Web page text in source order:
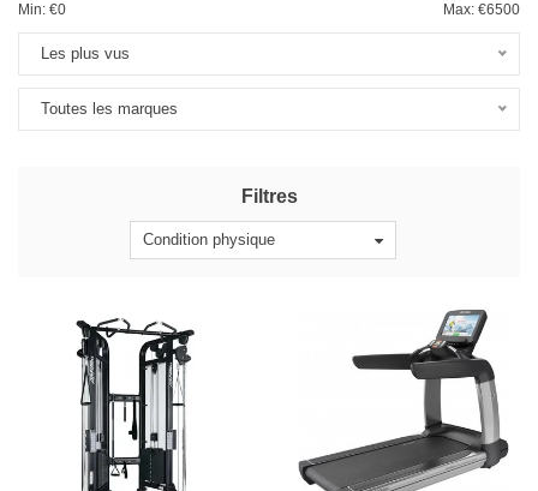
Min: €0 Max: €6500
Les plus vus
Toutes les marques
Filtres
Condition physique